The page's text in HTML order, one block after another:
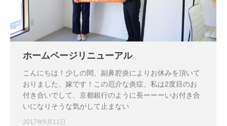
ホームページリニューアル
こんにちは！少しの間、副鼻腔炎によりお休みを頂いて
おりました、嫁です！この厄介な炎症、私は2度目のお
付き合いでして、京都銀行のように長ーーーいお付き合
いになりそうな気がして止まない
2017年9月11日